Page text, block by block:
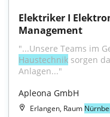
Elektriker I
Management
Haustechnik sorgen
Anlagen..."
Apleona GmbH
Erlangen, Raum